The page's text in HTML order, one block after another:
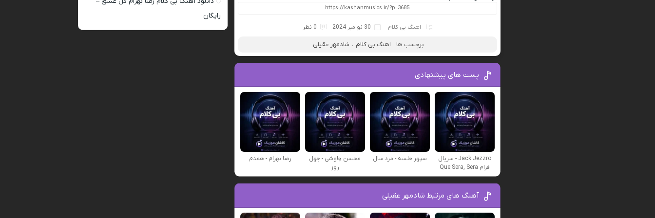
اهنگ بی کلام 30 نوامبر 2024 0 نظر
برچسب ها : اهنگ بی کلام ، شادمهر عقیلی
پست های پیشنهادی
Jack Jezzro - سریال
فرام Que Sera, Sera
سپهر خلسه - مرد سال
محسن چاوشی - چهل
روز
رضا بهرام - همدم
آهنگ های مرتبط شادمهر عقیلی
رایگان